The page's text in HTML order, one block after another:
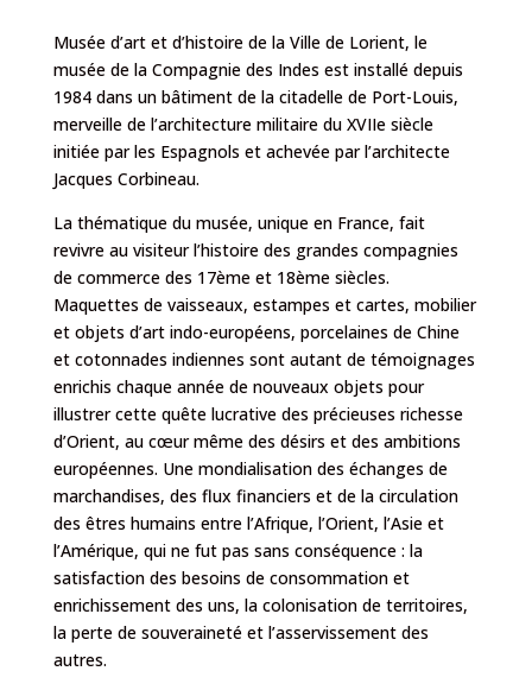
Musée d’art et d’histoire de la Ville de Lorient, le
musée de la Compagnie des Indes est installé depuis
1984 dans un bâtiment de la citadelle de Port-Louis,
merveille de l’architecture militaire du XVIIe siècle
initiée par les Espagnols et achevée par l’architecte
Jacques Corbineau.
La thématique du musée, unique en France, fait
revivre au visiteur l’histoire des grandes compagnies
de commerce des 17ème et 18ème siècles.
Maquettes de vaisseaux, estampes et cartes, mobilier
et objets d’art indo-européens, porcelaines de Chine
et cotonnades indiennes sont autant de témoignages
enrichis chaque année de nouveaux objets pour
illustrer cette quête lucrative des précieuses richesse
d’Orient, au cœur même des désirs et des ambitions
européennes. Une mondialisation des échanges de
marchandises, des flux financiers et de la circulation
des êtres humains entre l’Afrique, l’Orient, l’Asie et
l’Amérique, qui ne fut pas sans conséquence : la
satisfaction des besoins de consommation et
enrichissement des uns, la colonisation de territoires,
la perte de souveraineté et l’asservissement des
autres.